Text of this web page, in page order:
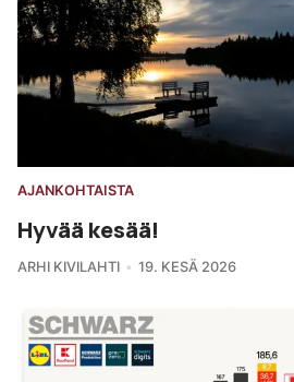
AJANKOHTAISTA
Hyvää kesää!
ARHI KIVILAHTI 19. KESÄ 2026